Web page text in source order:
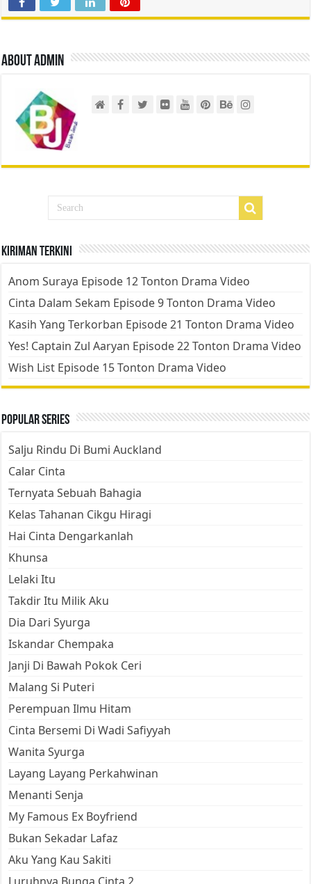
About admin
Kiriman Terkini
Anom Suraya Episode 12 Tonton Drama Video
Cinta Dalam Sekam Episode 9 Tonton Drama Video
Kasih Yang Terkorban Episode 21 Tonton Drama Video
Yes! Captain Zul Aaryan Episode 22 Tonton Drama Video
Wish List Episode 15 Tonton Drama Video
Popular Series
Salju Rindu Di Bumi Auckland
Calar Cinta
Ternyata Sebuah Bahagia
Kelas Tahanan Cikgu Hiragi
Hai Cinta Dengarkanlah
Khunsa
Lelaki Itu
Takdir Itu Milik Aku
Dia Dari Syurga
Iskandar Chempaka
Janji Di Bawah Pokok Ceri
Malang Si Puteri
Perempuan Ilmu Hitam
Cinta Bersemi Di Wadi Safiyyah
Wanita Syurga
Layang Layang Perkahwinan
Menanti Senja
My Famous Ex Boyfriend
Bukan Sekadar Lafaz
Aku Yang Kau Sakiti